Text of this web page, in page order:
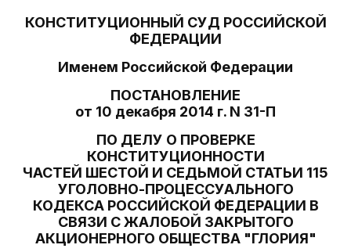
КОНСТИТУЦИОННЫЙ СУД РОССИЙСКОЙ
ФЕДЕРАЦИИ
Именем Российской Федерации
ПОСТАНОВЛЕНИЕ
от 10 декабря 2014 г. N 31-П
ПО ДЕЛУ О ПРОВЕРКЕ
КОНСТИТУЦИОННОСТИ
ЧАСТЕЙ ШЕСТОЙ И СЕДЬМОЙ СТАТЬИ 115
УГОЛОВНО-ПРОЦЕССУАЛЬНОГО
КОДЕКСА РОССИЙСКОЙ ФЕДЕРАЦИИ В
СВЯЗИ С ЖАЛОБОЙ ЗАКРЫТОГО
АКЦИОНЕРНОГО ОБЩЕСТВА "ГЛОРИЯ"